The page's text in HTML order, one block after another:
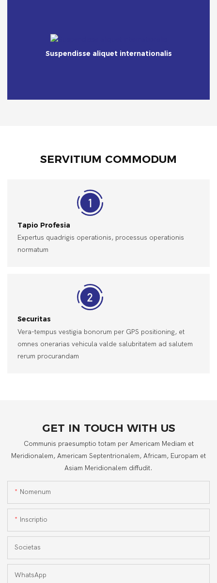
Suspendisse aliquet internationalis
SERVITIUM COMMODUM
Tapio Profesia
Expertus quadrigis operationis, processus operationis
normatum
Securitas
Vera-tempus vestigia bonorum per GPS positioning, et
omnes onerarias vehicula valde salubritatem ad salutem
rerum procurandam
GET IN TOUCH WITH US
Communis praesumptio totam per Americam Mediam et
Meridionalem, Americam Septentrionalem, Africam, Europam et
Asiam Meridionalem diffudit.
Nomenum
Inscriptio
Societas
WhatsApp